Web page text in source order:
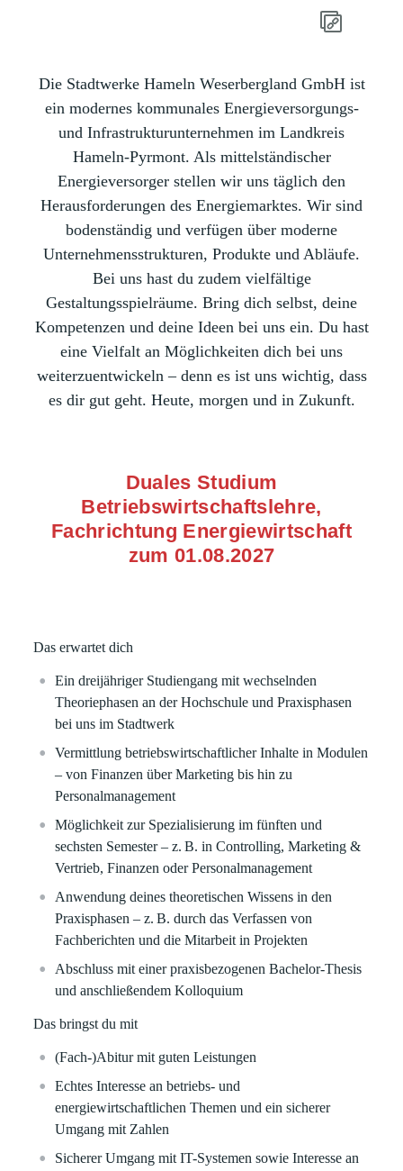
Die Stadtwerke Hameln Weserbergland GmbH ist
ein modernes kommunales Energieversorgungs-
und Infrastrukturunternehmen im Landkreis
Hameln-Pyrmont. Als mittelständischer
Energieversorger stellen wir uns täglich den
Herausforderungen des Energiemarktes. Wir sind
bodenständig und verfügen über moderne
Unternehmensstrukturen, Produkte und Abläufe.
Bei uns hast du zudem vielfältige
Gestaltungsspielräume. Bring dich selbst, deine
Kompetenzen und deine Ideen bei uns ein. Du hast
eine Vielfalt an Möglichkeiten dich bei uns
weiterzuentwickeln – denn es ist uns wichtig, dass
es dir gut geht. Heute, morgen und in Zukunft.
Duales Studium
Betriebswirtschaftslehre,
Fachrichtung Energiewirtschaft
zum 01.08.2027
Das erwartet dich
Ein dreijähriger Studiengang mit wechselnden
Theoriephasen an der Hochschule und Praxisphasen
bei uns im Stadtwerk
Vermittlung betriebswirtschaftlicher Inhalte in Modulen
– von Finanzen über Marketing bis hin zu
Personalmanagement
Möglichkeit zur Spezialisierung im fünften und
sechsten Semester – z. B. in Controlling, Marketing &
Vertrieb, Finanzen oder Personalmanagement
Anwendung deines theoretischen Wissens in den
Praxisphasen – z. B. durch das Verfassen von
Fachberichten und die Mitarbeit in Projekten
Abschluss mit einer praxisbezogenen Bachelor-Thesis
und anschließendem Kolloquium
Das bringst du mit
(Fach-)Abitur mit guten Leistungen
Echtes Interesse an betriebs- und
energiewirtschaftlichen Themen und ein sicherer
Umgang mit Zahlen
Sicherer Umgang mit IT-Systemen sowie Interesse an